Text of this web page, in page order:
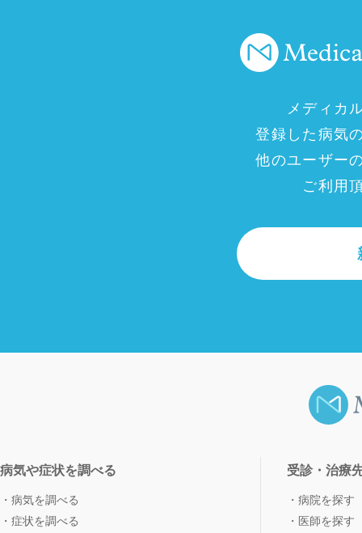
メディカ
登録した病気
他のユーザー
ご利用
病気や症状を調べる
病気を調べる
症状を調べる
受診・治療
病院を探す
医師を探す